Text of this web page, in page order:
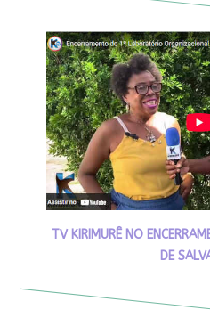
TV KIRIMURÊ NO
DE